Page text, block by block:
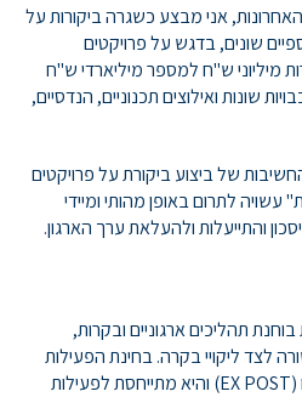
אני מבצע כשגרה ביקורות על
שונים, בדגש על פרויקטים
מיליוני ש"ח למספר מיליארדי ש"ח
שונות ואילוצים תכנוניים, הנדסיים,
של ביצוע ביקורת על פרויקטים
לתרום באופן מהותי ומיידי
והתייעלות ולהעלאת ערך הארגון.
תהליכים ארגוניים ובקרות,
לצד ליקויי בקרה. בחינת הפעילות
היא, ככלל, בעניינים שכבר נעשו (EX POST) והיא מתייחסת לפעילות